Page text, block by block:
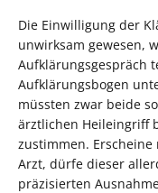
Die Einwilligung der
unwirksam gewesen,
Aufklärungsgespräch
Aufklärungsbogen
müssten zwar beide
ärztlichen Heileingriff
zustimmen.
Arzt, dürfe dieser
präzisierten